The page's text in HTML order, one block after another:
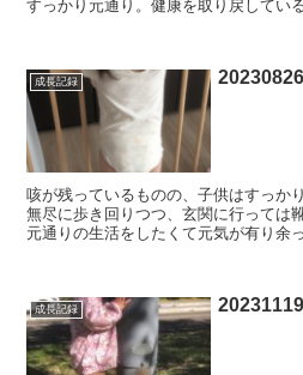
すっかり元通り。健康を取り戻してい
成長記録
咳が残っているものの、子供はすっか
無尽に歩き回りつつ、玄関に行っては
元通りの生活をしたくて元気が有り余
成長記録